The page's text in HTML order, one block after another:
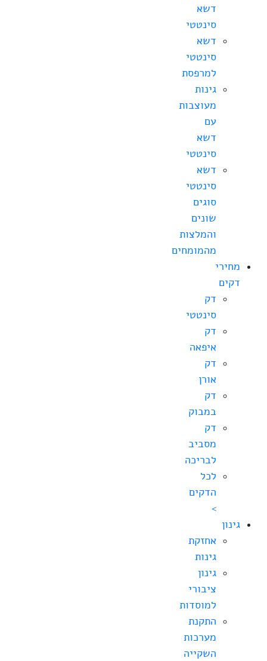
דשא
סינטטי
דשא
סינטטי
למרפסת
גינות
מעוצבות
עם
דשא
סינטטי
דשא
סינטטי
סוגים
שונים
והמלצות
מהמומחים
מחירי
דקים
דק
סינטטי
דק
איפאה
דק
אורן
דק
במבוק
דק
מסביב
לבריכה
לכל
הדקים
>
גינון
אחזקת
גינות
גינון
ציבורי
למוסדות
התקנת
מערכות
השקייה